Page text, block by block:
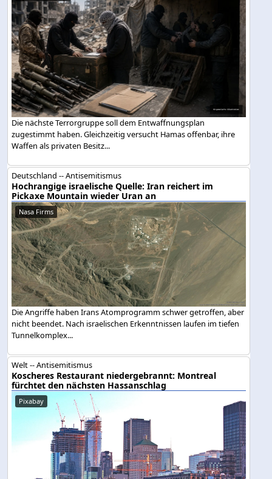
Die nächste Terrorgruppe soll dem Entwaffnungsplan
zugestimmt haben. Gleichzeitig versucht Hamas offenbar, ihre
Waffen als privaten Besitz...
Deutschland -- Antisemitismus
Hochrangige israelische Quelle: Iran reichert im
Pickaxe Mountain wieder Uran an
Nasa Firms
Die Angriffe haben Irans Atomprogramm schwer getroffen, aber
nicht beendet. Nach israelischen Erkenntnissen laufen im tiefen
Tunnelkomplex...
Welt -- Antisemitismus
Koscheres Restaurant niedergebrannt: Montreal
fürchtet den nächsten Hassanschlag
Pixabay